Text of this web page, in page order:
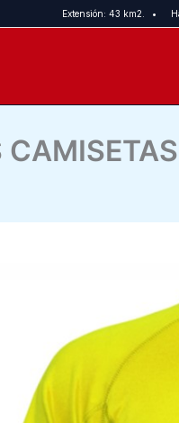
Extensión: 43 km2. •